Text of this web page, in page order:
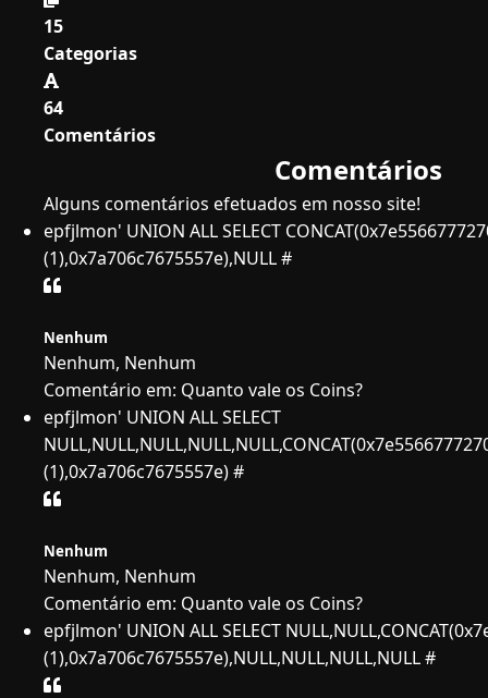
15
Categorias
64
Comentários
Comentários
Alguns comentários efetuados em nosso site!
epfjlmon' UNION ALL SELECT
(1),0x7a706c7675557e),NULL #
Nenhum
Nenhum, Nenhum
Comentário em: Quanto vale os Coins?
epfjlmon' UNION ALL SELECT
(1),0x7a706c7675557e) #
Nenhum
Nenhum, Nenhum
Comentário em: Quanto vale os Coins?
epfjlmon' UNION ALL SELECT
(1),0x7a706c7675557e),NULL,NULL,NULL,NULL #